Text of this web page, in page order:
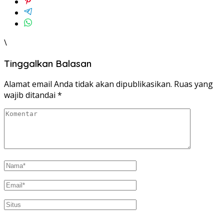
\
Tinggalkan Balasan
Alamat email Anda tidak akan dipublikasikan. Ruas yang
wajib ditandai *